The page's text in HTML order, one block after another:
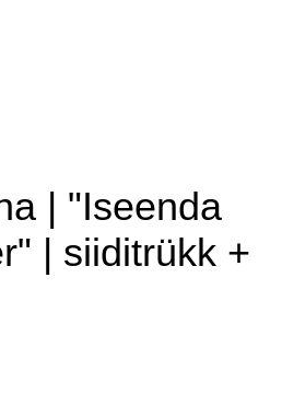
| "Iseenda
| siiditrükk +